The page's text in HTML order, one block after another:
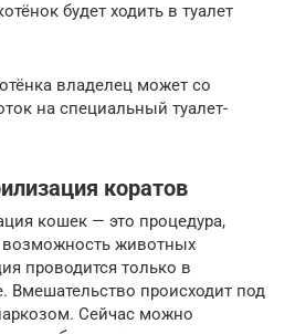
будет ходить в туалет
владелец может со
на специальный туалет-
коратов
кошек — это процедура,
возможность животных
проводится только в
Вмешательство происходит под
Сейчас можно